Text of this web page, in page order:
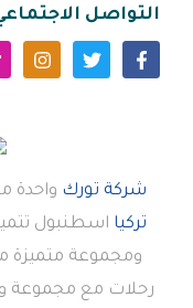
التواصل
شركة تورك واحدة
تركيا اسطنبول
ومجموعة متميزة
رحلات مع مجموعة